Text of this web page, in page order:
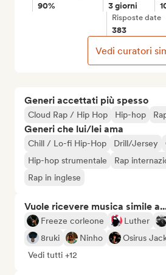
Generi accettati più spesso
Cloud Rap / Hip Hop Hip-hop
Generi che lui/lei ama
Chill / Lo-fi Hip-Hop Drill/Jersey
Hip-hop strumentale
Rap
Rap in inglese
Vuole ricevere musica simile
Freeze corleone Luther
8ruki
Ninho Osirus
Vedi tutti +12
90% 3 giorni
Risposte date
383
Vedi curatori